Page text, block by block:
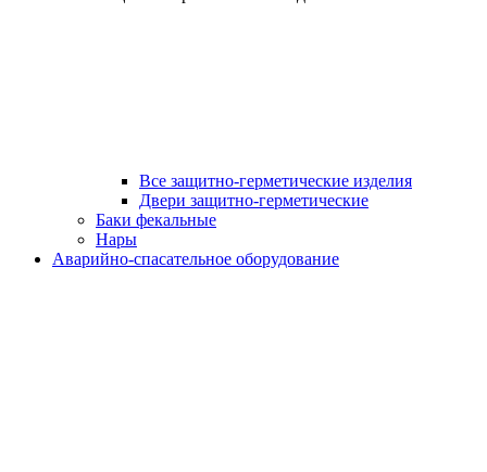
Все защитно-герметические изделия
Двери защитно-герметические
Баки фекальные
Нары
Аварийно-спасательное оборудование